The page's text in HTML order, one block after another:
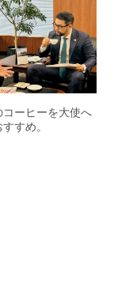
ーヒーを大使へ
すすめ。